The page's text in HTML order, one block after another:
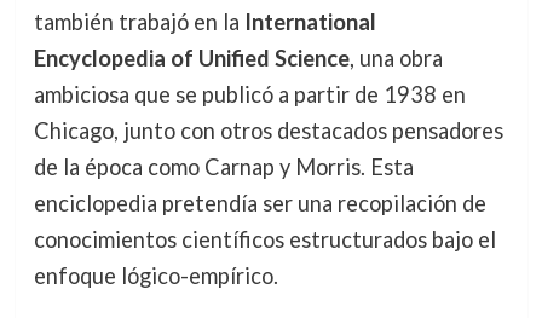
también trabajó en la International
Encyclopedia of Unified Science, una obra
ambiciosa que se publicó a partir de 1938 en
Chicago, junto con otros destacados pensadores
de la época como Carnap y Morris. Esta
enciclopedia pretendía ser una recopilación de
conocimientos científicos estructurados bajo el
enfoque lógico-empírico.